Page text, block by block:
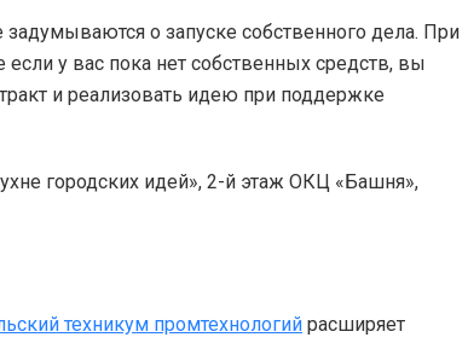
о запуске собственного дела. При
у вас пока нет собственных средств, вы
и реализовать идею при поддержке
городских идей», 2-й этаж ОКЦ «Башня»,
техникум промтехнологий расширяет